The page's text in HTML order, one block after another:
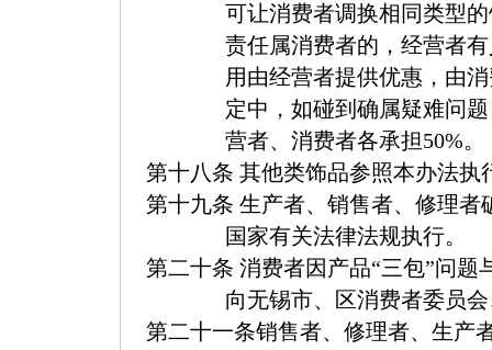
可让消费者调换相同类型
责任属消费者的，经营者
用由经营者提供优惠，由
定中，如碰到确属疑难问
营者、消费者各承担50%。
第十八条 其他类饰品参照本办法执
第十九条 生产者、销售者、修理者
国家有关法律法规执行。
第二十条 消费者因产品“三包”问题
向无锡市、区消费者委员
第二十一条销售者、修理者、生产